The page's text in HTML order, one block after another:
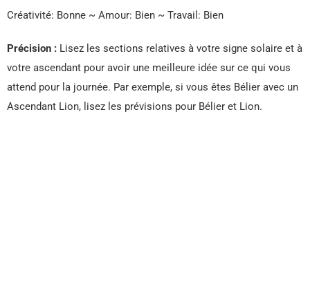
Créativité: Bonne ~ Amour: Bien ~ Travail: Bien
Précision : Lisez les sections relatives à votre signe solaire et à
votre ascendant pour avoir une meilleure idée sur ce qui vous
attend pour la journée. Par exemple, si vous êtes Bélier avec un
Ascendant Lion, lisez les prévisions pour Bélier et Lion.